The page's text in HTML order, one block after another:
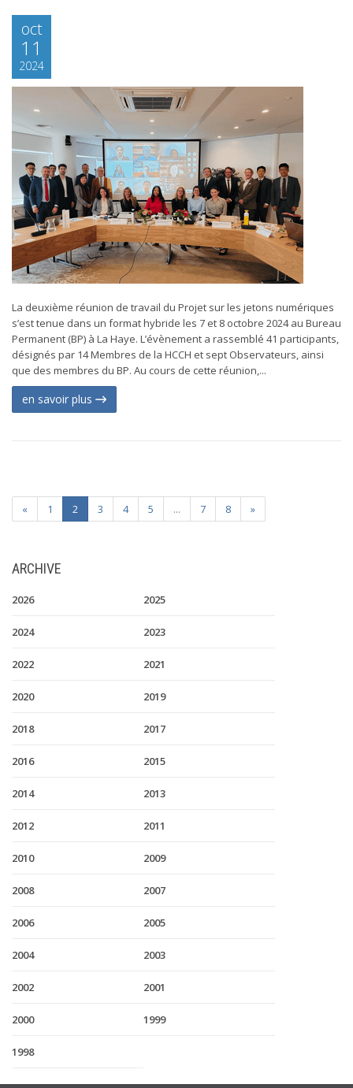
oct
11
2024
La deuxième réunion de travail du Projet sur les jetons numériques
s’est tenue dans un format hybride les 7 et 8 octobre 2024 au Bureau
Permanent (BP) à La Haye. L’évènement a rassemblé 41 participants,
désignés par 14 Membres de la HCCH et sept Observateurs, ainsi
que des membres du BP. Au cours de cette réunion,...
en savoir plus
« 1 2 3 4 5 ... 7 8 »
ARCHIVE
2026 2025
2024 2023
2022 2021
2020 2019
2018 2017
2016 2015
2014 2013
2012 2011
2010 2009
2008 2007
2006 2005
2004 2003
2002 2001
2000 1999
1998